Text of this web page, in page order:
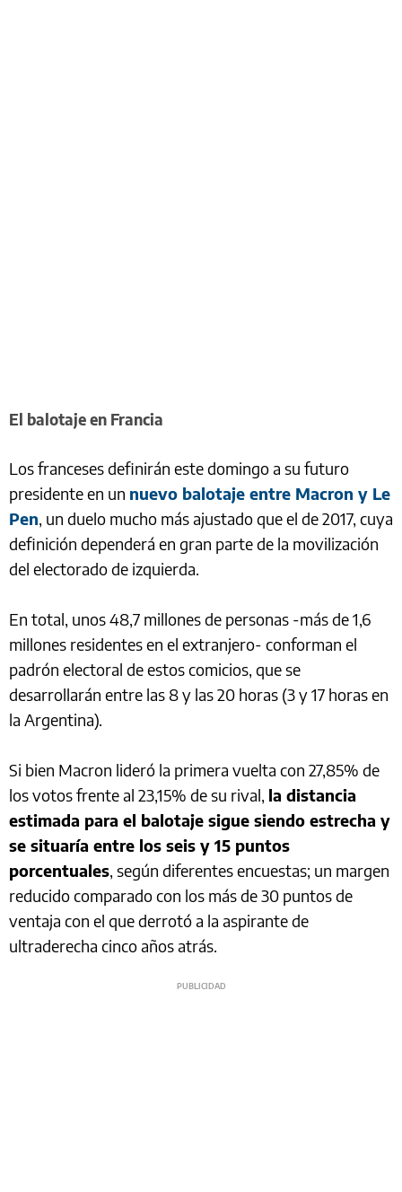
El balotaje en Francia
Los franceses definirán este domingo a su futuro
presidente en un nuevo balotaje entre Macron y Le
Pen, un duelo mucho más ajustado que el de 2017, cuya
definición dependerá en gran parte de la movilización
del electorado de izquierda.
En total, unos 48,7 millones de personas -más de 1,6
millones residentes en el extranjero- conforman el
padrón electoral de estos comicios, que se
desarrollarán entre las 8 y las 20 horas (3 y 17 horas en
la Argentina).
Si bien Macron lideró la primera vuelta con 27,85% de
los votos frente al 23,15% de su rival, la distancia
estimada para el balotaje sigue siendo estrecha y
se situaría entre los seis y 15 puntos
porcentuales, según diferentes encuestas; un margen
reducido comparado con los más de 30 puntos de
ventaja con el que derrotó a la aspirante de
ultraderecha cinco años atrás.